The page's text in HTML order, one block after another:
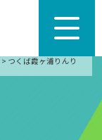
> つくば霞ヶ浦りんり